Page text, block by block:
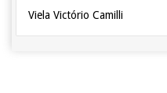
Viela Victório Camilli